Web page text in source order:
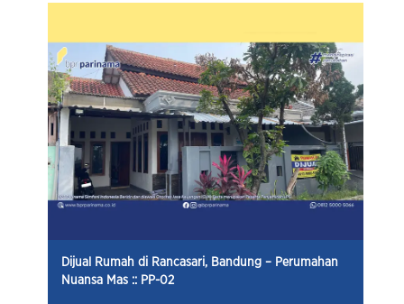
Dijual Rumah di Rancasari, Bandung – Perumahan
Nuansa Mas :: PP-02